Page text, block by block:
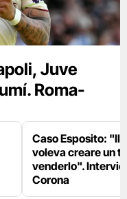
Juve
Roma-
Caso Esposito: "Il
voleva creare un
venderlo".
Corona